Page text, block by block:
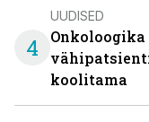
4
UUDISED
koolitama